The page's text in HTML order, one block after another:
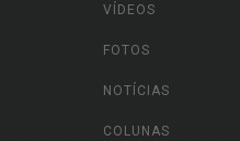
VÍDEOS
FOTOS
NOTÍCIAS
COLUNAS